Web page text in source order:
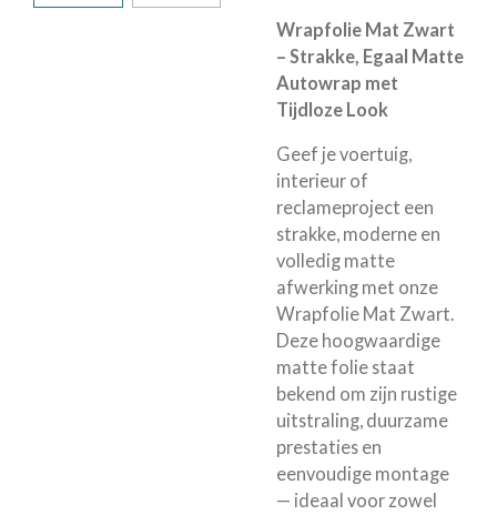
Wrapfolie Mat Zwart
– Strakke, Egaal Matte
Autowrap met
Tijdloze Look
Geef je voertuig,
interieur of
reclameproject een
strakke, moderne en
volledig matte
afwerking met onze
Wrapfolie Mat Zwart.
Deze hoogwaardige
matte folie staat
bekend om zijn rustige
uitstraling, duurzame
prestaties en
eenvoudige montage
— ideaal voor zowel